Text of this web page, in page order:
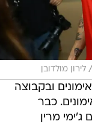
/ לירון מולדובן
ובקבוצה
כבר
מרין
בנוגע
גבה קומה